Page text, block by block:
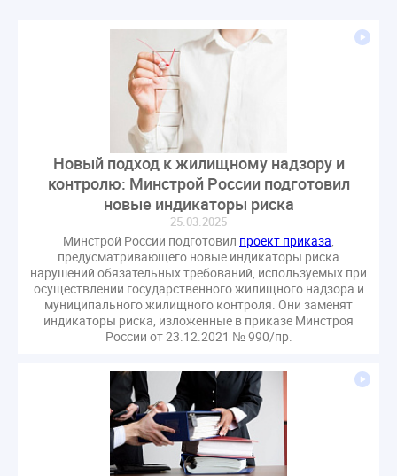
лицензирование
Верховный суд
управляющие компании
Экспертное мнение
капремонт
Комитет по строительству и ЖКХ
Малахов Конференция
Обсуждение
Постановление Правительства РФ
ЖКУ
Новое качество
ОСС
Правила
задолженность граждан
ГОСТ
Мероприятия
Постановление
Правительство РФ
исполнительная надпись
ВДГО
ВКГО
Персональные данные
Приказ
Сергей Пахомов
ЭкспертЖКХ
договор управления МКД
операторы связи
проверки
газовое оборудование
государственная дума
обращение
общее имущество
проверки ЖКХ
саморегулирование
управляющие организации
Альберт Короленко
Новый подход к жилищному надзору и
контролю: Минстрой России подготовил
новые индикаторы риска
25.03.2025
Минстрой России подготовил проект приказа,
предусматривающего новые индикаторы риска
нарушений обязательных требований, используемых при
осуществлении государственного жилищного надзора и
муниципального жилищного контроля. Они заменят
индикаторы риска, изложенные в приказе Минстроя
России от 23.12.2021 № 990/пр.